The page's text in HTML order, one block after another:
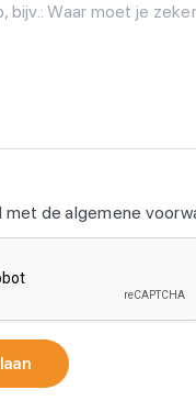
met dealgemene